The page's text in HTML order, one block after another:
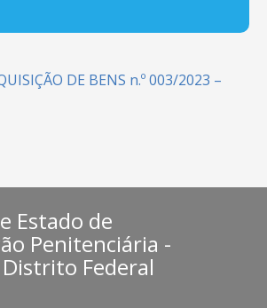
DE BENS n.º 003/2023 –
Estado de
Penitenciária -
Federal